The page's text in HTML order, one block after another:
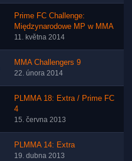
Prime FC Challenge:
Międzynarodowe MP w MMA
11. května 2014
MMA Challengers 9
22. února 2014
PLMMA 18: Extra / Prime FC
4
15. června 2013
PLMMA 14: Extra
19. dubna 2013